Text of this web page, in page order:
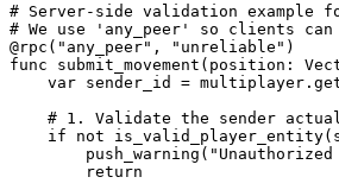
# Server-side validation example
# We use 'any_peer' so clients
@rpc("any_peer", "unreliable")
func submit_movement(position:
var sender_id =
# 1. Validate the sender
if not
        return